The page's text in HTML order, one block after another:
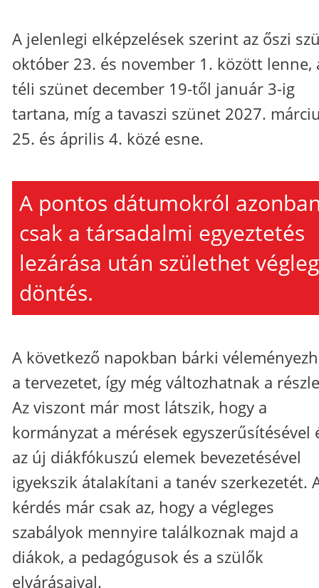
A jelenlegi elképzelések szerint az őszi
október 23. és november 1. között lenne,
téli szünet december 19-től január 3-ig
tartana, míg a tavaszi szünet 2027.
25. és április 4. közé esne.
A pontos dátumokról
csak a társadalmi egyeztetés
lezárása után születhet
döntés.
A következő napokban bárki
a tervezetet, így még változhatnak a
Az viszont már most látszik, hogy a
kormányzat a mérések egyszerűsítésével
az új diákfókuszú elemek bevezetésével
igyekszik átalakítani a tanév szerkezetét.
kérdés már csak az, hogy a végleges
szabályok mennyire találkoznak majd a
diákok, a pedagógusok és a szülők
elvárásaival.